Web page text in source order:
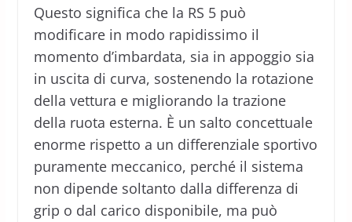
Questo significa che la RS 5 può
modificare in modo rapidissimo il
momento d’imbardata, sia in appoggio sia
in uscita di curva, sostenendo la rotazione
della vettura e migliorando la trazione
della ruota esterna. È un salto concettuale
enorme rispetto a un differenziale sportivo
puramente meccanico, perché il sistema
non dipende soltanto dalla differenza di
grip o dal carico disponibile, ma può